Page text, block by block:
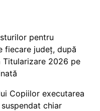
pentru
fiecare județ, după
2026 pe
Copiilor executarea
chiar